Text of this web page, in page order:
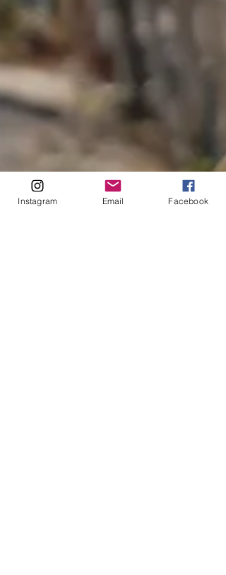
Instagram Email Facebook